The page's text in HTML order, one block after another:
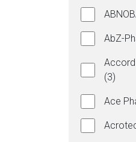
AbZ-
Accord
(3)
Ace